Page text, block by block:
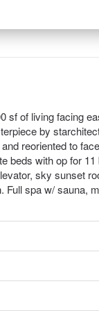
sf of living facing
by
reoriented to
beds with op for
sky sunset
spa w/ sauna,